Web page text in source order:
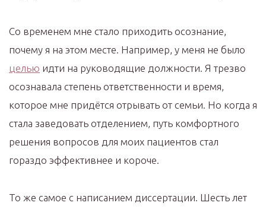
Со временем мне стало приходить осознание,
почему я на этом месте. Например, у меня не было
целью идти на руководящие должности. Я трезво
осознавала степень ответственности и время,
которое мне придётся отрывать от семьи. Но когда я
стала заведовать отделением, путь комфортного
решения вопросов для моих пациентов стал
гораздо эффективнее и короче.
То же самое с написанием диссертации. Шесть лет